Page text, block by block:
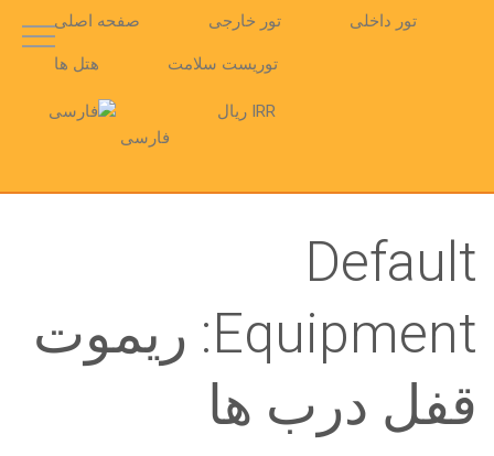
صفحه اصلی تور خارجی تور داخلی
هتل ها توریست سلامت
فارسی
IRR ریال
Default
Equipment: ریموت
قفل درب ها